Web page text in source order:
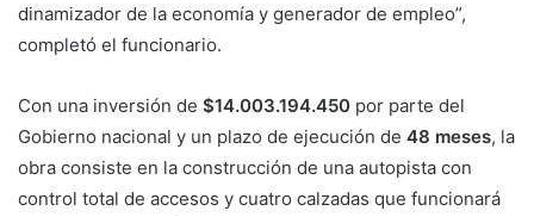
dinamizador de la economía y generador de empleo”,
completó el funcionario.
Con una inversión de $14.003.194.450 por parte del
Gobierno nacional y un plazo de ejecución de 48 meses, la
obra consiste en la construcción de una autopista con
control total de accesos y cuatro calzadas que funcionará